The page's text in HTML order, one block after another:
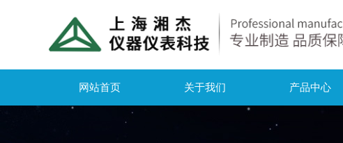
网站首页 关于我们 产品中心